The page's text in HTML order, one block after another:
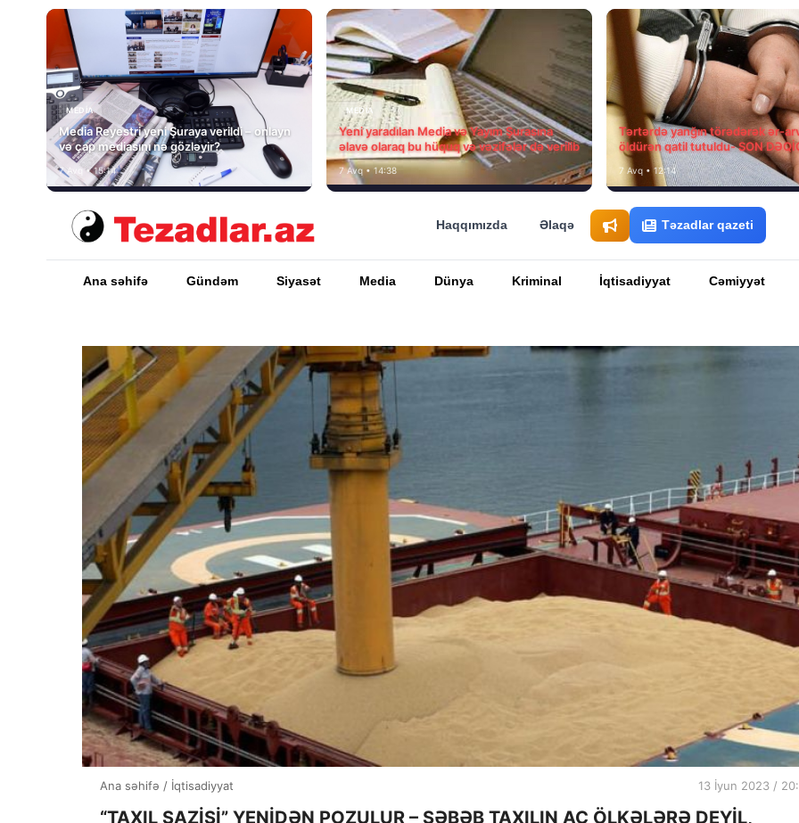
MEDİA
Media Reyestri yeni Şuraya verildi – onlayn
və çap mediasını nə gözləyir?
7 Avq • 15:14
MEDİA
Yeni yaradılan Media və Yayım Şurasına
əlavə olaraq bu hüquq və vəzifələr də verilib
7 Avq • 14:38
Tərtərdə yanğın törədərək ər-
öldürən qatil tutuldu- SON
7 Avq • 12:14
Haqqımızda Əlaqə Təzadlar qazeti
Ana səhifə Gündəm Siyasət Media Dünya Kriminal İqtisadiyyat Cəmiyyət
Ana səhifə / İqtisadiyyat 13 İyun 2023 /
“TAXIL SAZİŞİ” YENİDƏN POZULUR – SƏBƏB TAXILIN AC ÖLKƏLƏRƏ DEYİL,